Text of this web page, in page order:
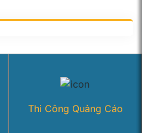
Thi Công Quảng Cáo